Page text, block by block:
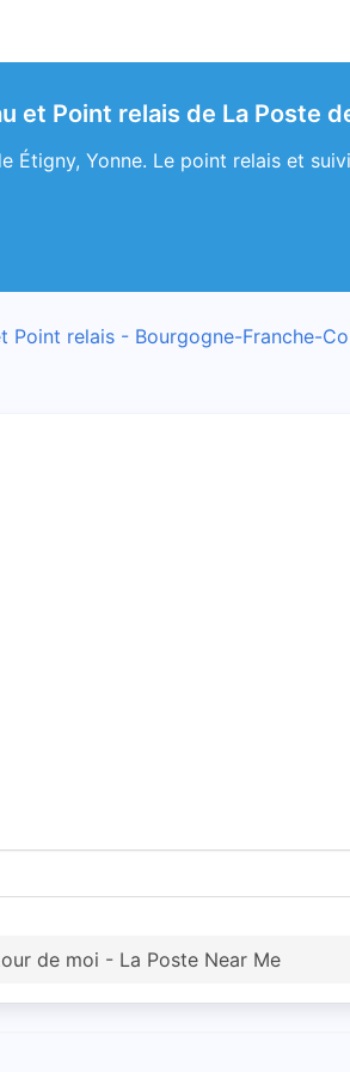
et Point relais de La Poste
Étigny, Yonne. Le point relais et
Point relais - Bourgogne-Franche-
de moi - La Poste Near Me